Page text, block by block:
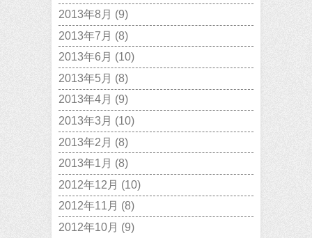
2013年8月 (9)
2013年7月 (8)
2013年6月 (10)
2013年5月 (8)
2013年4月 (9)
2013年3月 (10)
2013年2月 (8)
2013年1月 (8)
2012年12月 (10)
2012年11月 (8)
2012年10月 (9)